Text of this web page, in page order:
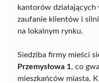
kantorów działających
zaufanie klientów i
na lokalnym rynku.
Siedziba firmy mieści
Przemysłowa 1, co
mieszkańców miasta.